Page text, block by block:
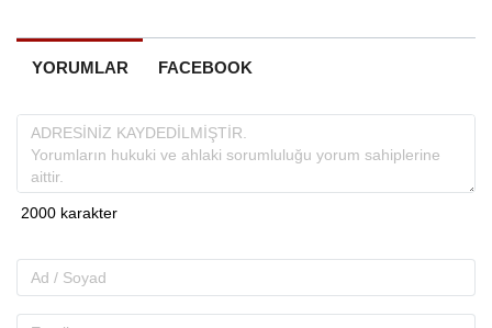
YORUMLAR FACEBOOK